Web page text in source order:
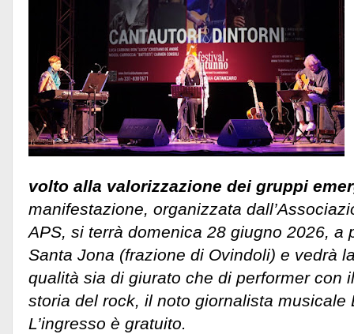
volto alla valorizzazione dei gruppi
manifestazione, organizzata
APS, si terrà domenica 28 giugno 2026, a
Santa Jona (frazione di Ovindoli) e vedrà
qualità sia di giurato che di performer con
storia del rock, il noto giornalista musicale
L’ingresso è gratuito.